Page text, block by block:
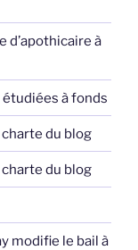
d’apothicaire à
étudiées à fonds
du blog
du blog
modifie le bail à